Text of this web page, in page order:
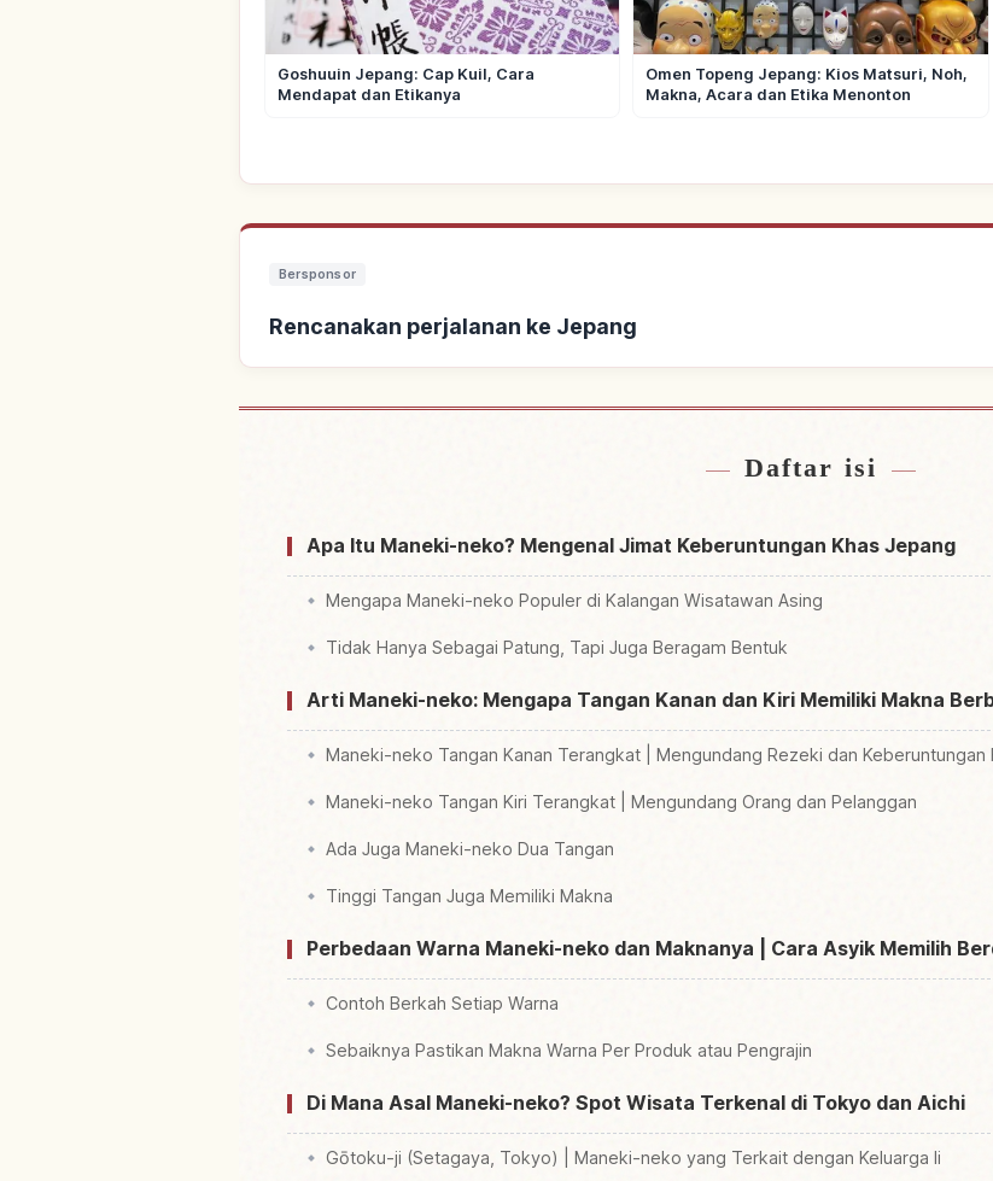
Goshuuin Jepang: Cap Kuil, Cara
Mendapat dan Etikanya
Omen Topeng Jepang: Kios Matsuri, Noh,
Makna, Acara dan Etika Menonton
Bersponsor
Rencanakan perjalanan ke Jepang
Daftar isi
Apa Itu Maneki-neko? Mengenal Jimat Keberuntungan Khas Jepang
Mengapa Maneki-neko Populer di Kalangan Wisatawan Asing
Tidak Hanya Sebagai Patung, Tapi Juga Beragam Bentuk
Arti Maneki-neko: Mengapa Tangan Kanan dan Kiri Memiliki Makna
Maneki-neko Tangan Kanan Terangkat | Mengundang Rezeki dan Keberuntungan
Maneki-neko Tangan Kiri Terangkat | Mengundang Orang dan Pelanggan
Ada Juga Maneki-neko Dua Tangan
Tinggi Tangan Juga Memiliki Makna
Perbedaan Warna Maneki-neko dan Maknanya | Cara Asyik Memilih
Contoh Berkah Setiap Warna
Sebaiknya Pastikan Makna Warna Per Produk atau Pengrajin
Di Mana Asal Maneki-neko? Spot Wisata Terkenal di Tokyo dan Aichi
Gōtoku-ji (Setagaya, Tokyo) | Maneki-neko yang Terkait dengan Keluarga Ii